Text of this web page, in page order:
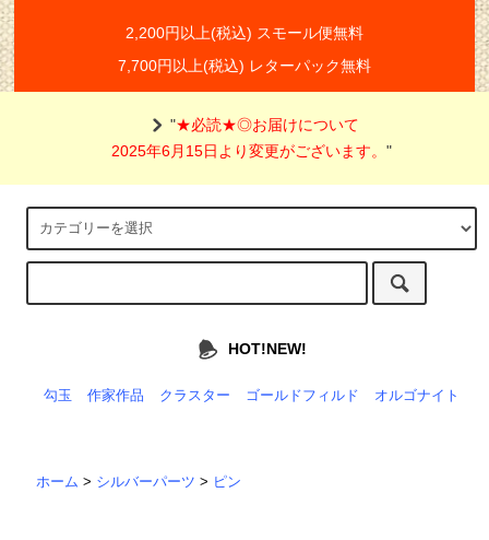
2,200円以上(税込) スモール便無料
7,700円以上(税込) レターパック無料
"★必読★◎お届けについて
2025年6月15日より変更がございます。"
HOT!NEW!
勾玉 作家作品 クラスター ゴールドフィルド オルゴナイト
ホーム > シルバーパーツ > ピン